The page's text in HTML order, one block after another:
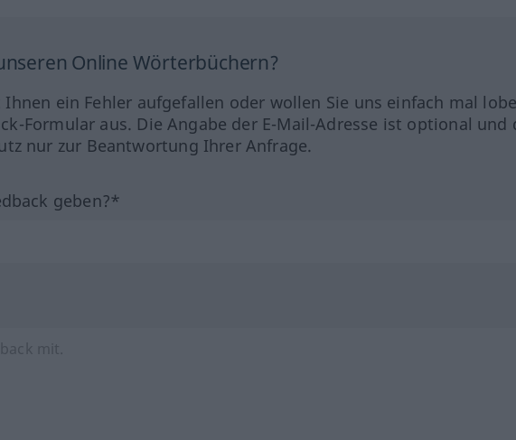
Online Wörterbüchern?
ein Fehler aufgefallen oder wollen Sie uns einfach mal
Formular aus. Die Angabe der E-Mail-Adresse ist optional und
nur zur Beantwortung Ihrer Anfrage.
geben?*